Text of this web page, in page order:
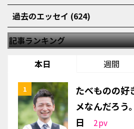
過去のエッセイ (624)
記事ランキング
本日
週間
たべものの好
メなんだろ
日
2pv